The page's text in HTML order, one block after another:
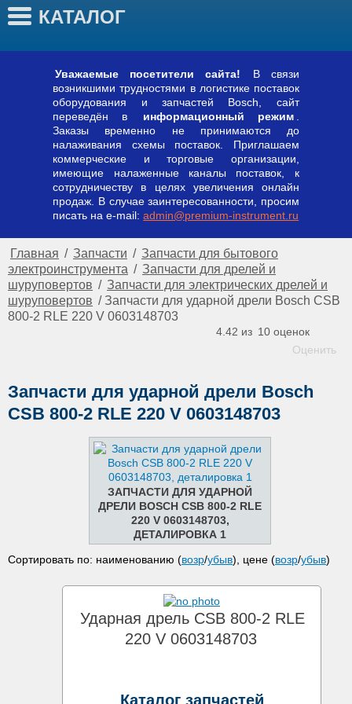
КАТАЛОГ
Уважаемые посетители сайта!
В связи
возникшими трудностями в логистике поставок
оборудования и запчастей Bosch, сайт
переведён в
информационный режим
Заказы временно не принимаются до
налаживания схемы поставок. Приглашаем
коммерческие и торговые организации,
имеющие налаженные каналы поставок, к
сотрудничеству в целях увеличения онлайн
продаж. В случае заинтересованности, просим
писать на e-mail:admin@premium-instrument.ru
Главная / Запчасти / Запчасти для бытового
электроинструмента / Запчасти для дрелей и
шуруповертов / Запчасти для электрических дрелей и
шуруповертов / Запчасти для ударной дрели Bosch CSB
800-2 RLE 220 V 0603148703
4.42 из 10 оценок
Оценить
Запчасти для ударной дрели Bosch
CSB 800-2 RLE 220 V 0603148703
ЗАПЧАСТИ ДЛЯ УДАРНОЙ
ДРЕЛИ BOSCH CSB 800-2 RLE
220 V 0603148703,
ДЕТАЛИРОВКА 1
Сортировать по: наименованию (возр/убыв), цене (возр/убыв)
Ударная дрель CSB 800-2 RLE
220 V 0603148703
Каталог запчастей